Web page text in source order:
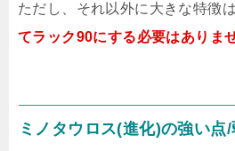
ただし、それ以外に大きな特徴
てラック90にする必要はありま
ミノタウロス(進化)の強い点/